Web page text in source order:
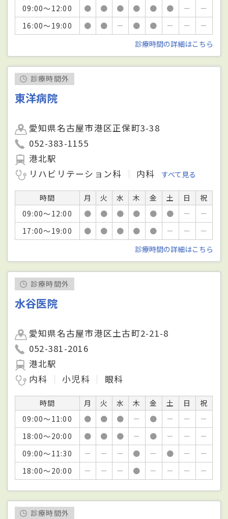
09:00～12:00
● ● ● ● ● ● －
－
16:00～19:00
● ● － ● ● － －
－
診療時間の詳細はこちら
診療時間外
東洋病院
愛知県名古屋市港区正保町3-38
052-383-1155
港北駅
リハビリテーション科
内科 すべて見る
時間 月 火 水 木 金 土 日
祝
09:00～12:00
● ● ● ● ● ● －
－
17:00～19:00
● ● ● ● ● － －
－
診療時間の詳細はこちら
診療時間外
水谷医院
愛知県名古屋市港区土古町2-21-8
052-381-2016
港北駅
内科
小児科 眼科
時間 月 火 水 木 金 土 日
祝
09:00～11:00
● ● ● － ● － －
－
18:00～20:00
● ● ● － ● － －
－
09:00～11:30
－ － － ● － ● －
－
18:00～20:00
－ － － ● － － － －
診療時間外